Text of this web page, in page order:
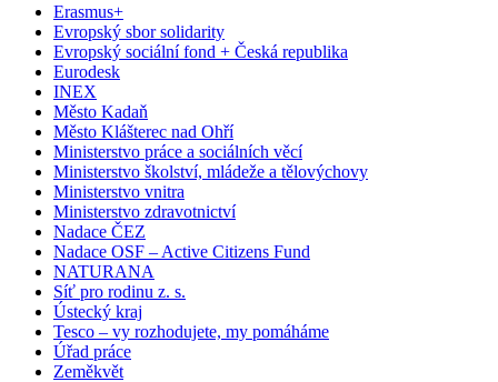
Erasmus+
Evropský sbor solidarity
Evropský sociální fond + Česká republika
Eurodesk
INEX
Město Kadaň
Město Klášterec nad Ohří
Ministerstvo práce a sociálních věcí
Ministerstvo školství, mládeže a tělovýchovy
Ministerstvo vnitra
Ministerstvo zdravotnictví
Nadace ČEZ
Nadace OSF – Active Citizens Fund
NATURANA
Síť pro rodinu z. s.
Ústecký kraj
Tesco – vy rozhodujete, my pomáháme
Úřad práce
Zeměkvět